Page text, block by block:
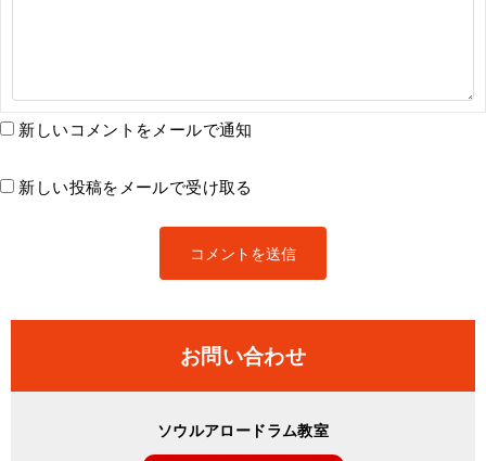
新しいコメントをメールで通知
新しい投稿をメールで受け取る
お問い合わせ
ソウルアロードラム教室